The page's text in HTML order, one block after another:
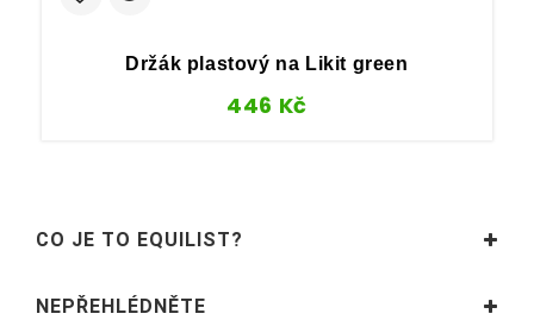
Držák plastový na Likit green
446 Kč
CO JE TO EQUILIST?
NEPŘEHLÉDNĚTE